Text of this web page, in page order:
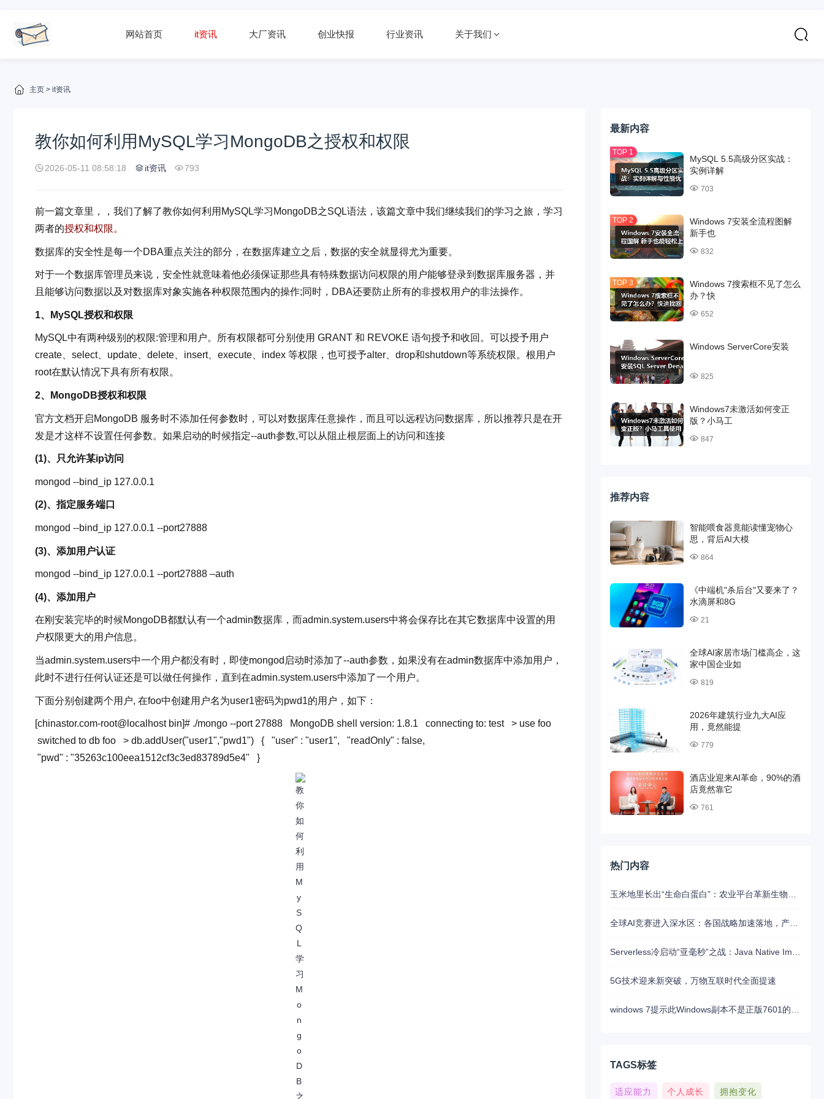
网站首页 it资讯 大厂资讯 创业快报 行业资讯 关于我们
主页 > it资讯
教你如何利用MySQL学习MongoDB之授权和权限
2026-05-11 08:58:18 it资讯 793
前一篇文章里，，我们了解了教你如何利用MySQL学习MongoDB之SQL语法，该篇文章中我们继续我们的学习之旅，学习
两者的授权和权限。
数据库的安全性是每一个DBA重点关注的部分，在数据库建立之后，数据的安全就显得尤为重要。
对于一个数据库管理员来说，安全性就意味着他必须保证那些具有特殊数据访问权限的用户能够登录到数据库服务器，并
且能够访问数据以及对数据库对象实施各种权限范围内的操作;同时，DBA还要防止所有的非授权用户的非法操作。
1、MySQL授权和权限
MySQL中有两种级别的权限:管理和用户。所有权限都可分别使用 GRANT 和 REVOKE 语句授予和收回。可以授予用户
create、select、update、delete、insert、execute、index 等权限，也可授予alter、drop和shutdown等系统权限。根用户
root在默认情况下具有所有权限。
2、MongoDB授权和权限
官方文档开启MongoDB 服务时不添加任何参数时，可以对数据库任意操作，而且可以远程访问数据库，所以推荐只是在开
发是才这样不设置任何参数。如果启动的时候指定--auth参数,可以从阻止根层面上的访问和连接
(1)、只允许某ip访问
mongod --bind_ip 127.0.0.1
(2)、指定服务端口
mongod --bind_ip 127.0.0.1 --port27888
(3)、添加用户认证
mongod --bind_ip 127.0.0.1 --port27888 –auth
(4)、添加用户
在刚安装完毕的时候MongoDB都默认有一个admin数据库，而admin.system.users中将会保存比在其它数据库中设置的用
户权限更大的用户信息。
当admin.system.users中一个用户都没有时，即使mongod启动时添加了--auth参数，如果没有在admin数据库中添加用户，
此时不进行任何认证还是可以做任何操作，直到在admin.system.users中添加了一个用户。
下面分别创建两个用户, 在foo中创建用户名为user1密码为pwd1的用户，如下：
[chinastor.com-root@localhost bin]# ./mongo --port 27888 MongoDB shell version: 1.8.1 connecting to: test > use foo
switched to db foo > db.addUser("user1","pwd1") { "user" : "user1", "readOnly" : false,
"pwd" : "35263c100eea1512cf3c3ed83789d5e4" }
最新内容
MySQL 5.5高级分区实战：
实例详解
703
Windows 7安装全流程图解
新手也
832
Windows 7搜索框不见了怎么
办？快
652
Windows ServerCore安装
825
Windows7未激活如何变正
版？小马工
847
推荐内容
智能喂食器竟能读懂宠物心
思，背后AI大模
864
《中端机"杀后台"又要来了？
水滴屏和8G
21
全球AI家居市场门槛高企，这
家中国企业如
819
2026年建筑行业九大AI应
用，竟然能提
779
酒店业迎来AI革命，90%的酒
店竟然靠它
761
热门内容
全球AI竞赛进入深水区：各国战略加速落地，产业融合与算力争夺白热化
5G技术迎来新突破，万物互联时代全面提速
TAGS标签
适应能力 个人成长 拥抱变化